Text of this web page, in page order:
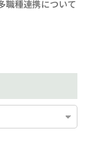
職種連携について